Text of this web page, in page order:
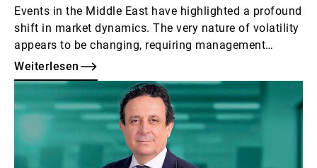
Events in the Middle East have highlighted a profound
shift in market dynamics. The very nature of volatility
appears to be changing, requiring management
strategies to adapt.
Weiterlesen
Weiterlesen